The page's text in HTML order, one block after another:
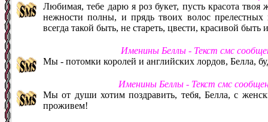
Любимая, тебе дарю я роз букет, пусть красота
нежности полны, и прядь твоих волос
всегда такой быть, не стареть, цвести, красивой
Именины Беллы - Текст смс
Мы - потомки королей и английских лордов, Белла,
Именины Беллы - Текст смс
Мы от души хотим поздравить, тебя, Белла, с
проживем!